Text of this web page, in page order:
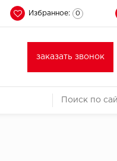
Избранное: 0
заказать звонок